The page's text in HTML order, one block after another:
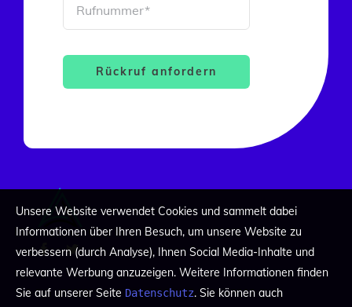
Rückruf anfordern
Unsere Website verwendet Cookies und sammelt dabei
Informationen über Ihren Besuch, um unsere Website zu
verbessern (durch Analyse), Ihnen Social Media-Inhalte und
relevante Werbung anzuzeigen. Weitere Informationen finden
Sie auf unserer Seite Datenschutz. Sie können auch